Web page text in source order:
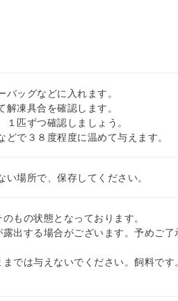
ッグなどに入れます。
凍具合を確認します。
匹ずつ確認しましょう。
で３８度程度に温めて与えます。
場所で、保存してください。
もの状態となっております。
出する場合がございます。予めご了
では与えないでください。飼料です